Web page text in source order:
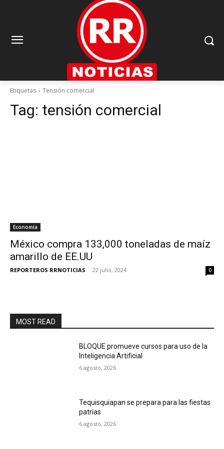
Etiquetas Tensión comercial
Tag: tensión comercial
Economía
México compra 133,000 toneladas de maíz
amarillo de EE.UU
REPORTEROS RRNOTICIAS - 22 julio, 2024 0
MOST READ
BLOQUE promueve cursos para uso de la
Inteligencia Artificial
6 agosto, 2026
Tequisquiapan se prepara para las fiestas
patrias
6 agosto, 2026